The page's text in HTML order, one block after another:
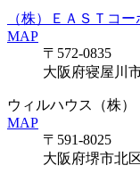
（株）ＥＡＳＴコ
MAP
〒572-0835
大阪府寝屋川
ウィルハウス（株）
MAP
〒591-8025
大阪府堺市北